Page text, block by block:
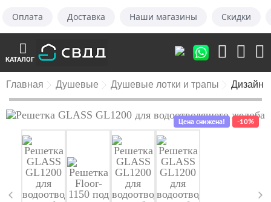
Оплата Доставка Наши магазины Скидки
КАТАЛОГ
Главная Душевые Душевые лотки и трапы Дизайн
Цена снижена! -10%